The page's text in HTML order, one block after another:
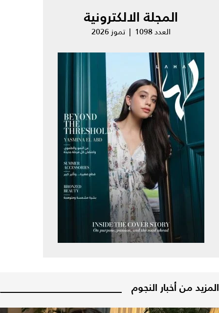
المجلة الالكترونية
العدد 1098 | تموز 2026
المزيد من أخبار النجوم